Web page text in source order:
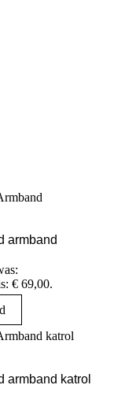
armband
€ 69,00.
armband katrol